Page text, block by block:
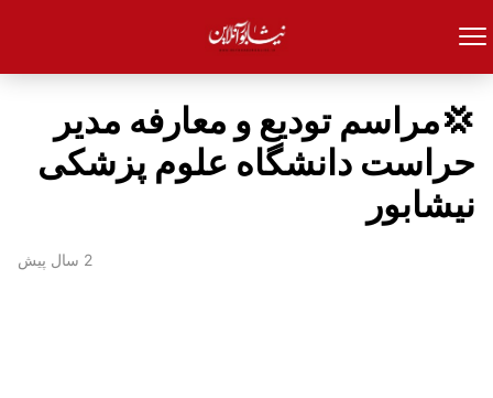
💢مراسم تودیع و معارفه مدیر
حراست دانشگاه علوم پزشکی
نیشابور
2 سال پیش